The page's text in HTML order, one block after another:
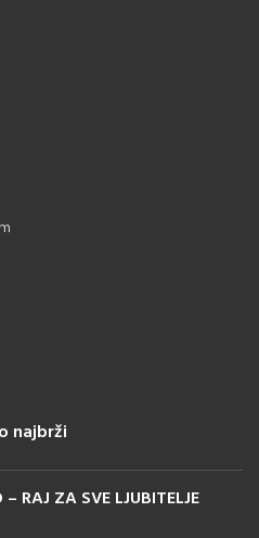
najbrži
RAJ ZA SVE LJUBITELJE